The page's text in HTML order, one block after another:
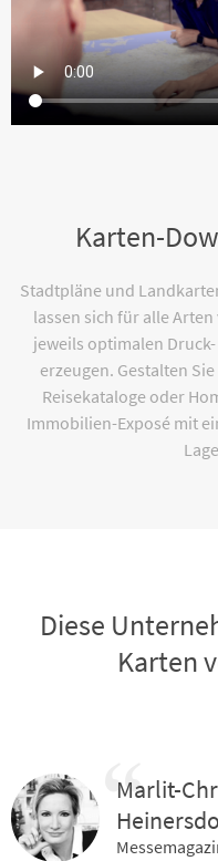
Karten-
Stadtpläne und
lassen sich für alle
jeweils optimalen
erzeugen. Gestalten
Reisekataloge oder
Immobilien-Exposé mit
Diese
Karten
Marlit-